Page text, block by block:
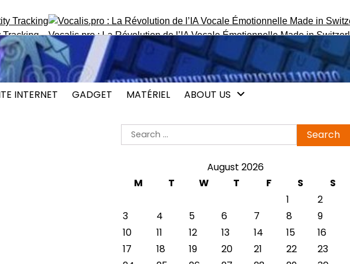
Vocalis.pro : La Révolution de l’IA Vocale Émotionnelle Made in Switzerland
INTERNET GADGET MATÉRIEL ABOUT US
Search
for:
August 2026
M
T W T F S
S
1
2
3
4 5 6 7 8
9
10
11 12 13 14 15
16
17
18 19 20 21 22
23